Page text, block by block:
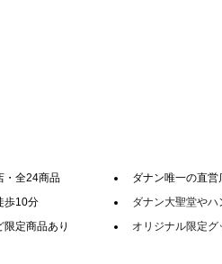
・全24商品
歩10分
定商品あり
ダナン唯一の直
ダナン大聖堂や
オリジナル限定グ